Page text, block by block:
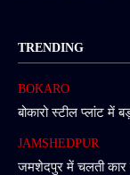
TRENDING
BOKARO
बोकारो स्टील प्लांट में
JAMSHEDPUR
जमशेदपुर में चलती कार